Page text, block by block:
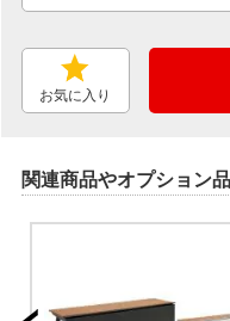
お気に入り
関連商品やオプション